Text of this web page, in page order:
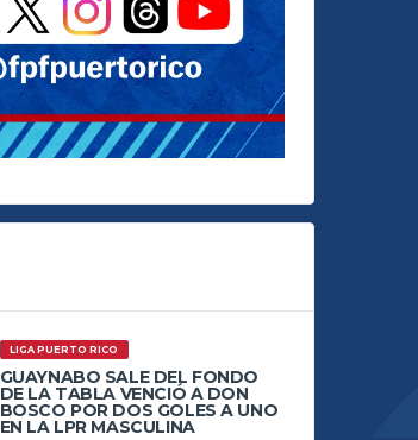
LIGA PUERTO RICO
GUAYNABO SALE DEL FONDO
DE LA TABLA VENCIÓ A DON
BOSCO POR DOS GOLES A UNO
EN LA LPR MASCULINA